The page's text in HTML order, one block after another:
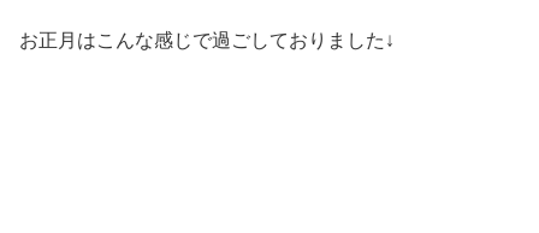
お正月はこんな感じで過ごしておりました↓